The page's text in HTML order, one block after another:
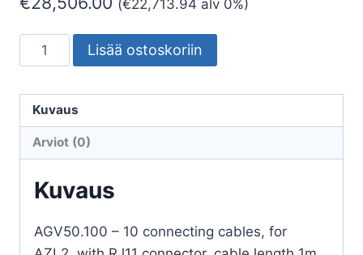
(€22,713.94 alv 0%)
BPZ:AGV50.100
määrä
Lisää ostoskoriin
Kuvaus
Arviot (0)
Kuvaus
AGV50.100 – 10 connecting cables, for